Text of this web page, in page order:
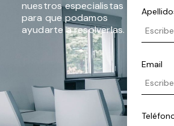
nuestros especialistas
para que podamos
ayudarte a resolverlas.
Email